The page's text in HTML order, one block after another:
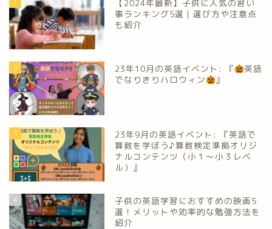
【2024年最新】子供に人気の習い
事ランキング5選｜選び方や注意点
も紹介
2 23年10月の英語イベント: 『
英語
でなりきりハロウィン
』
3
23年9月の英語イベント: 『英語で
算数を学ぼう♪算数検定準拠オリジ
ナルコンテンツ（小１～小３レベ
ル）』
4
子供の英語学習におすすめの映画5
選！メリットや効率的な勉強方法を
紹介